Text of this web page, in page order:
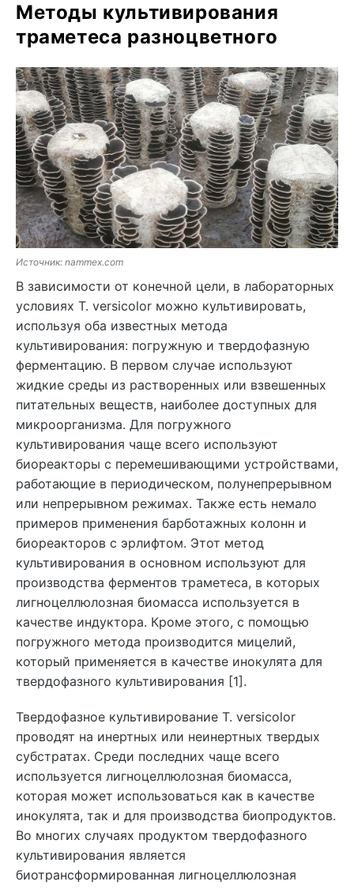
Методы культивирования
траметеса разноцветного
Источник: nammex.com
В зависимости от конечной цели, в лабораторных
условиях T. versicolor можно культивировать,
используя оба известных метода
культивирования: погружную и твердофазную
ферментацию. В первом случае используют
жидкие среды из растворенных или взвешенных
питательных веществ, наиболее доступных для
микроорганизма. Для погружного
культивирования чаще всего используют
биореакторы с перемешивающими устройствами,
работающие в периодическом, полунепрерывном
или непрерывном режимах. Также есть немало
примеров применения барботажных колонн и
биореакторов с эрлифтом. Этот метод
культивирования в основном используют для
производства ферментов траметеса, в которых
лигноцеллюлозная биомасса используется в
качестве индуктора. Кроме этого, с помощью
погружного метода производится мицелий,
который применяется в качестве инокулята для
твердофазного культивирования [1].
Твердофазное культивирование T. versicolor
проводят на инертных или неинертных твердых
субстратах. Среди последних чаще всего
используется лигноцеллюлозная биомасса,
которая может использоваться как в качестве
инокулята, так и для производства биопродуктов.
Во многих случаях продуктом твердофазного
культивирования является
биотрансформированная лигноцеллюлозная